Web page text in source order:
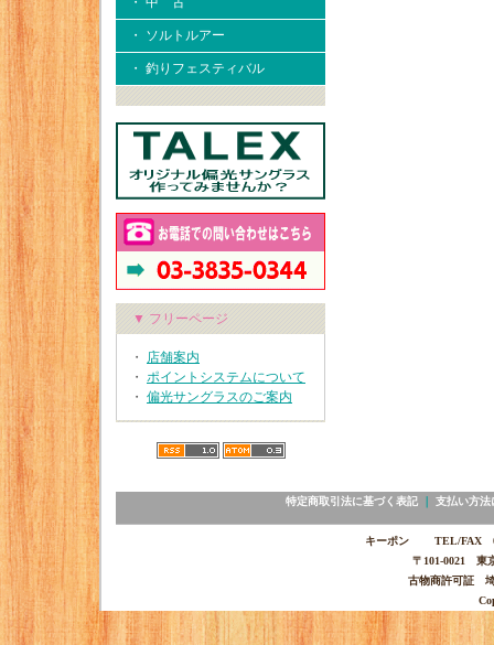
・ ソルトルアー
・ 釣りフェスティバル
▼ フリーページ
・ 店舗案内
・ ポイントシステムについて
・ 偏光サングラスのご案内
特定商取引法に基づく表記｜ 支払い方法
キーポン TEL/FAX
〒101-0021 東
古物商許可証